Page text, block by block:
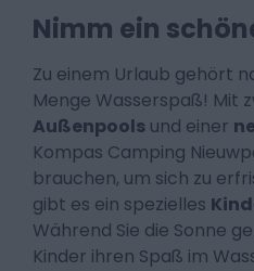
Nimm ein
Zu einem Urlaub gehört
Menge Wasserspaß! Mit
Außenpools und einer
Kompas Camping
brauchen, um sich zu
gibt es ein spezielles
Während Sie die Sonne
Kinder ihren Spaß im